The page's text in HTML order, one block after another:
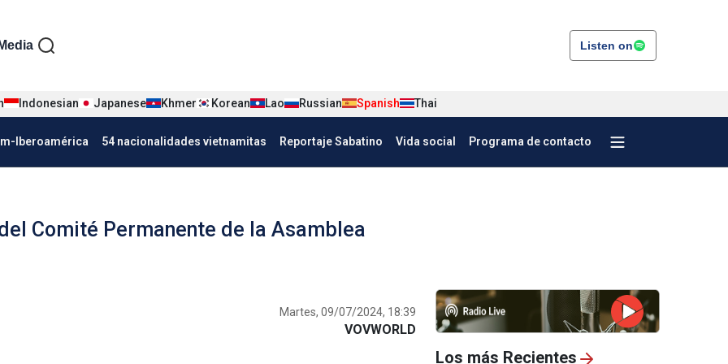
tiếng Tây ban nha
Media Listen on
Indonesian Japanese Khmer Korean Lao Russian Spanish Thai
Iberoamérica 54 nacionalidades vietnamitas Reportaje Sabatino Vida social Programa de contacto
Comité Permanente de la Asamblea
Martes, 09/07/2024, 18:39
VOVWORLD
Los más Recientes